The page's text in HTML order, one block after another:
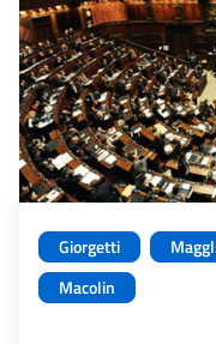
Giorgetti
Macolin